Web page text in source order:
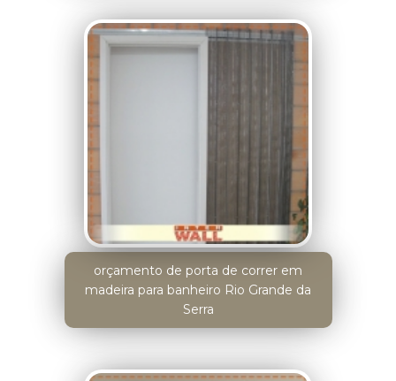
orçamento de porta de correr em
madeira para banheiro Rio Grande da
Serra